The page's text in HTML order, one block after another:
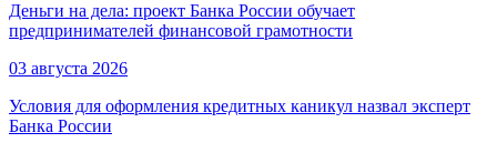
Деньги на дела: проект Банка России обучает
предпринимателей финансовой грамотности
03 августа 2026
Условия для оформления кредитных каникул назвал эксперт
Банка России